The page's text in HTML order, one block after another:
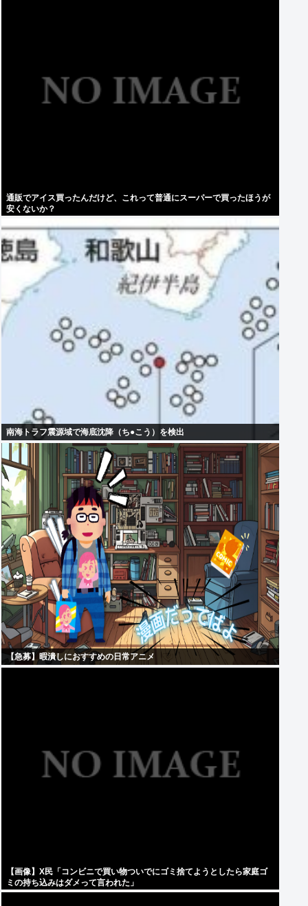
通販でアイス買ったんだけど、これって普通にスーパーで買ったほうが
安くないか？
南海トラフ震源域で海底沈降（ち●こう）を検出
【急募】暇潰しにおすすめの日常アニメ
【画像】X民「コンビニで買い物ついでにゴミ捨てようとしたら家庭ゴ
ミの持ち込みはダメって言われた」